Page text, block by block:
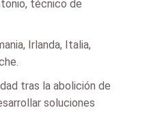
técnico de
Irlanda, Italia,
tras la abolición de
soluciones